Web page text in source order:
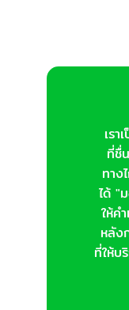
เร
ที่ชื่
ทาง
ได้ "
ให้ค
หลัง
ที่ให้บ